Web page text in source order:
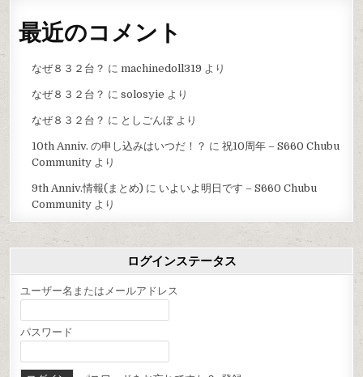
最近のコメント
なぜ８３２台？ に machinedoll319 より
なぜ８３２台？ に solosyie より
なぜ８３２台？ に としごんぼより
10th Anniv. の申し込みはいつだ！？ に 祝10周年 – S660 Chubu
Communityより
9th Anniv.情報(まとめ) に いよいよ明日です – S660 Chubu
Communityより
ログインステータス
ユーザー名またはメールアドレス
パスワード